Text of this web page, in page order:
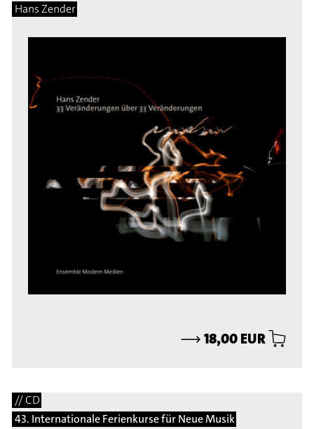
Hans Zender
⟶18,00 EUR
// CD
43. Internationale Ferienkurse für Neue Musik